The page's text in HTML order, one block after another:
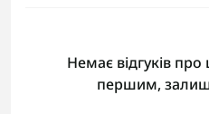
Немає відгуків
першим,